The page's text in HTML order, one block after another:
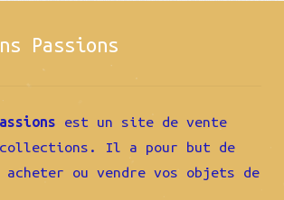
Passions
est un site de vente
collections. Il a pour but de
ou vendre vos objets de